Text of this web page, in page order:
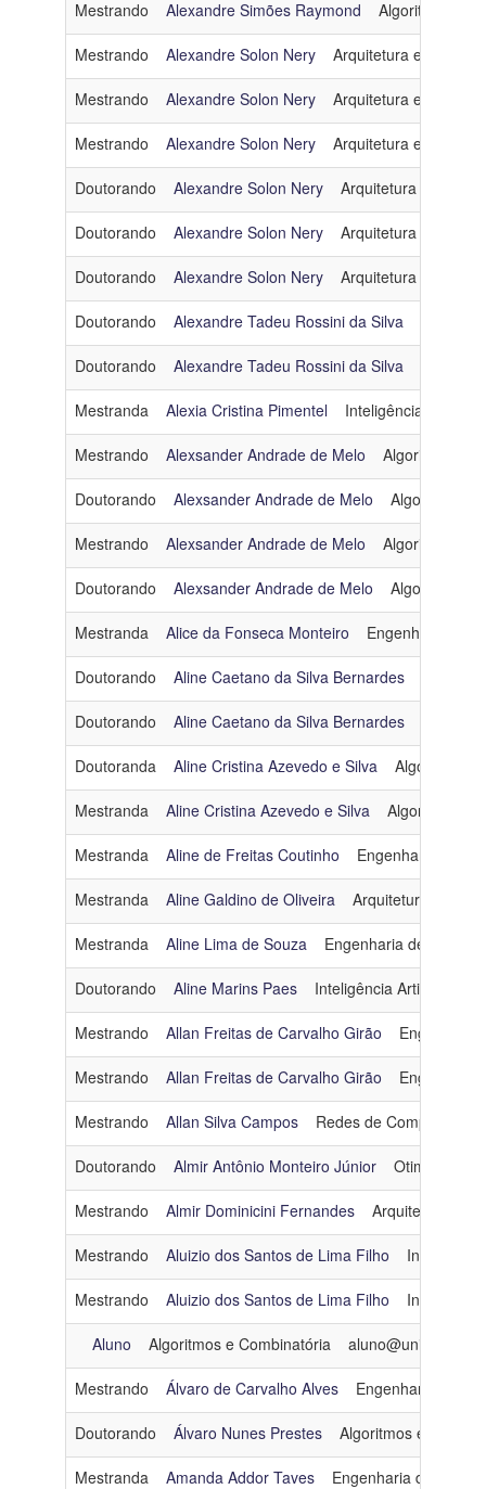
Mestrando Alexandre Simões Raymond Algoritmos e
Mestrando Alexandre Solon Nery Arquitetura e
Mestrando Alexandre Solon Nery Arquitetura e
Mestrando Alexandre Solon Nery Arquitetura e
Doutorando Alexandre Solon Nery Arquitetura e
Doutorando Alexandre Solon Nery Arquitetura e
Doutorando Alexandre Solon Nery Arquitetura e
Doutorando Alexandre Tadeu Rossini da Silva
Doutorando Alexandre Tadeu Rossini da Silva
Mestranda Alexia Cristina Pimentel Inteligência Artificial
Mestrando Alexsander Andrade de Melo Algoritmos e
Doutorando Alexsander Andrade de Melo Algoritmos e
Mestrando Alexsander Andrade de Melo Algoritmos e
Doutorando Alexsander Andrade de Melo Algoritmos e
Mestranda Alice da Fonseca Monteiro Engenharia de
Doutorando Aline Caetano da Silva Bernardes
Doutorando Aline Caetano da Silva Bernardes
Doutoranda Aline Cristina Azevedo e Silva Algoritmos
Mestranda Aline Cristina Azevedo e Silva Algoritmos e
Mestranda Aline de Freitas Coutinho Engenharia de
Mestranda Aline Galdino de Oliveira Arquitetura e
Mestranda Aline Lima de Souza Engenharia de Dados
Doutorando Aline Marins Paes Inteligência Artificial
Mestrando Allan Freitas de Carvalho Girão Engenharia
Mestrando Allan Freitas de Carvalho Girão Engenharia
Mestrando Allan Silva Campos Redes de
Doutorando Almir Antônio Monteiro Júnior Otimização
Mestrando Almir Dominicini Fernandes Arquitetura e
Mestrando Aluizio dos Santos de Lima Filho
Mestrando Aluizio dos Santos de Lima Filho
Aluno Algoritmos e Combinatória
Mestrando Álvaro de Carvalho Alves Engenharia de
Doutorando Álvaro Nunes Prestes Algoritmos e
Mestranda Amanda Addor Taves Engenharia de